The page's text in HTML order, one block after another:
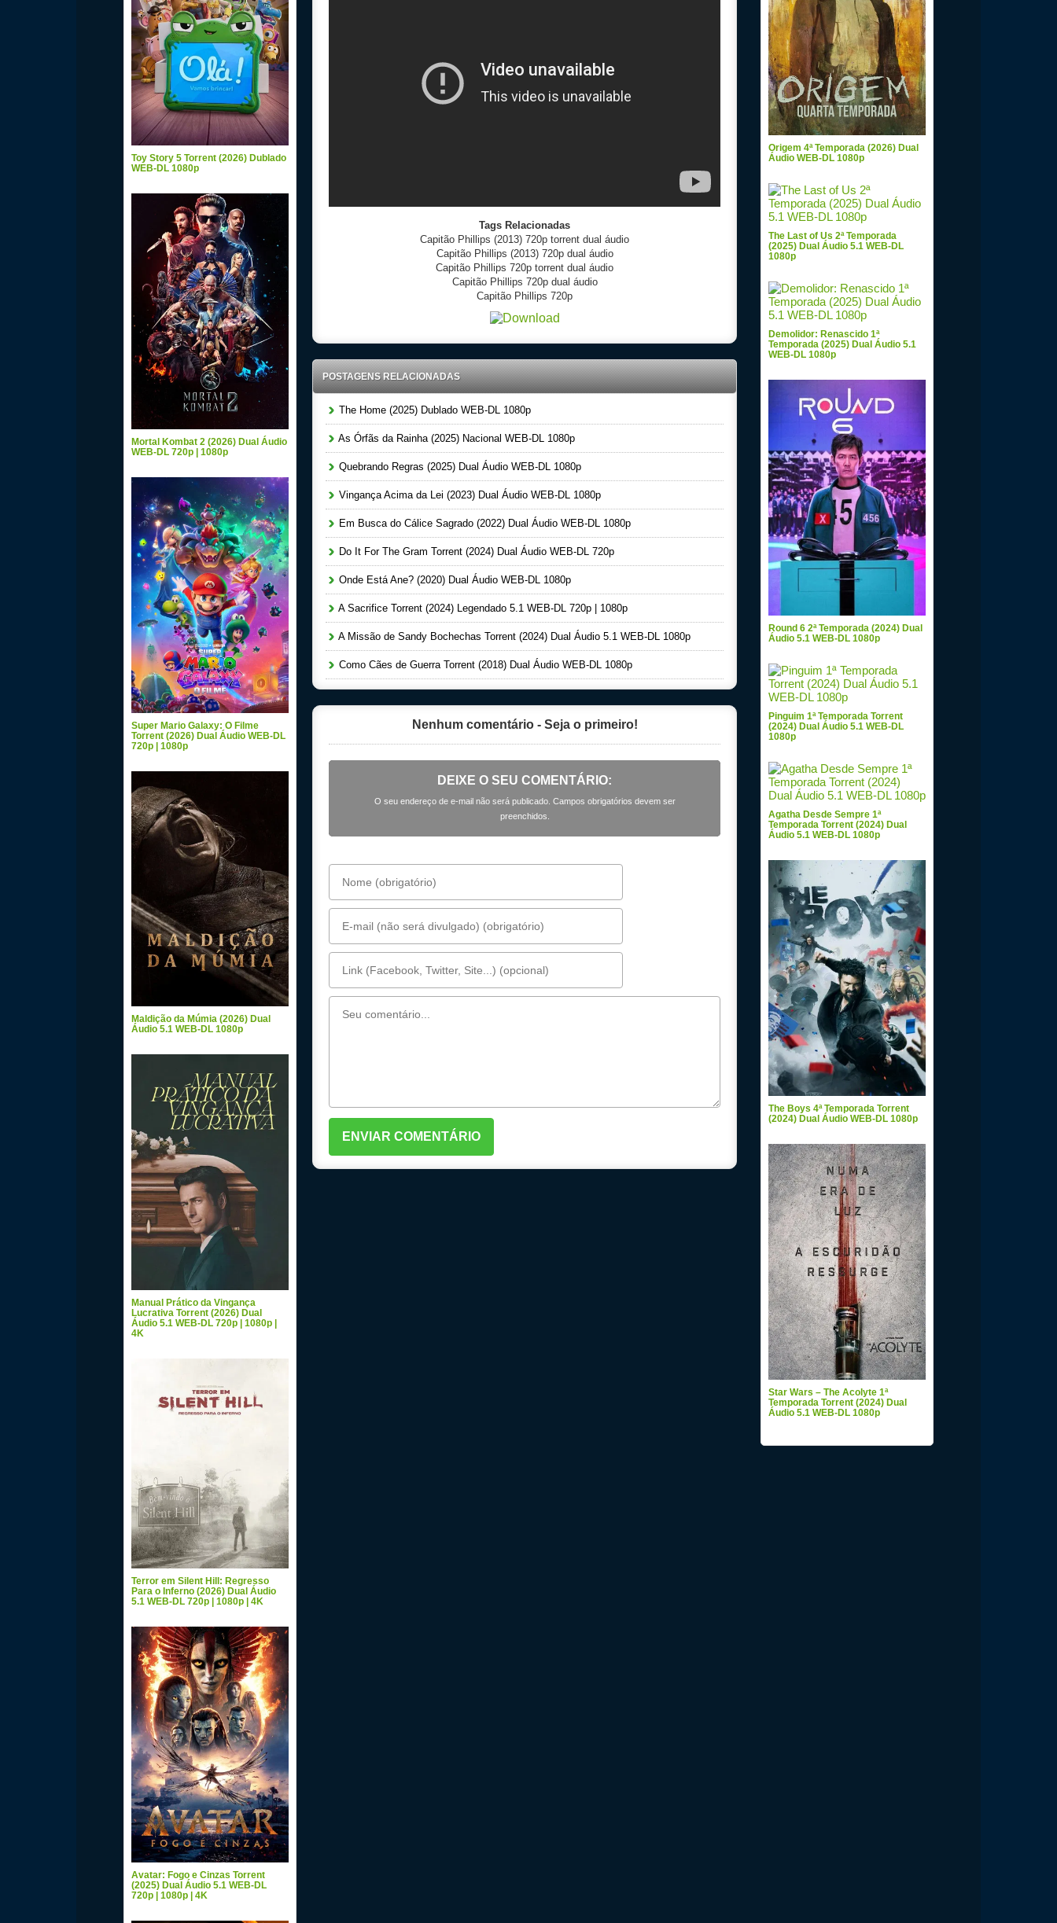
Tags Relacionadas
Capitão Phillips (2013) 720p torrent dual áudio
Capitão Phillips (2013) 720p dual áudio
Capitão Phillips 720p torrent dual áudio
Capitão Phillips 720p dual áudio
Capitão Phillips 720p
POSTAGENS RELACIONADAS
The Home (2025) Dublado WEB-DL 1080p
As Órfãs da Rainha (2025) Nacional WEB-DL 1080p
Quebrando Regras (2025) Dual Áudio WEB-DL 1080p
Vingança Acima da Lei (2023) Dual Áudio WEB-DL 1080p
Em Busca do Cálice Sagrado (2022) Dual Áudio WEB-DL 1080p
Do It For The Gram Torrent (2024) Dual Áudio WEB-DL 720p
Onde Está Ane? (2020) Dual Áudio WEB-DL 1080p
A Sacrifice Torrent (2024) Legendado 5.1 WEB-DL 720p | 1080p
A Missão de Sandy Bochechas Torrent (2024) Dual Áudio 5.1 WEB-DL 1080p
Como Cães de Guerra Torrent (2018) Dual Áudio WEB-DL 1080p
Nenhum comentário - Seja o primeiro!
DEIXE O SEU COMENTÁRIO:
O seu endereço de e-mail não será publicado. Campos obrigatórios devem ser
preenchidos.
Toy Story 5 Torrent (2026) Dublado
WEB-DL 1080p
Mortal Kombat 2 (2026) Dual Áudio
WEB-DL 720p | 1080p
Super Mario Galaxy: O Filme
Torrent (2026) Dual Áudio WEB-DL
720p | 1080p
Maldição da Múmia (2026) Dual
Áudio 5.1 WEB-DL 1080p
Manual Prático da Vingança
Lucrativa Torrent (2026) Dual
Áudio 5.1 WEB-DL 720p | 1080p |
4K
Terror em Silent Hill: Regresso
Para o Inferno (2026) Dual Áudio
5.1 WEB-DL 720p | 1080p | 4K
Avatar: Fogo e Cinzas Torrent
(2025) Dual Áudio 5.1 WEB-DL
720p | 1080p | 4K
Origem 4ª Temporada (2026) Dual
Áudio WEB-DL 1080p
The Last of Us 2ª Temporada
(2025) Dual Áudio 5.1 WEB-DL
1080p
Demolidor: Renascido 1ª
Temporada (2025) Dual Áudio 5.1
WEB-DL 1080p
Round 6 2ª Temporada (2024) Dual
Áudio 5.1 WEB-DL 1080p
Pinguim 1ª Temporada Torrent
(2024) Dual Áudio 5.1 WEB-DL
1080p
Agatha Desde Sempre 1ª
Temporada Torrent (2024) Dual
Áudio 5.1 WEB-DL 1080p
The Boys 4ª Temporada Torrent
(2024) Dual Áudio WEB-DL 1080p
Star Wars – The Acolyte 1ª
Temporada Torrent (2024) Dual
Áudio 5.1 WEB-DL 1080p